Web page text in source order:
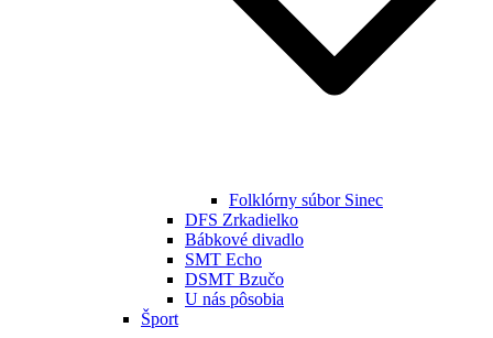
Folklórny súbor Sinec
DFS Zrkadielko
Bábkové divadlo
SMT Echo
DSMT Bzučo
U nás pôsobia
Šport